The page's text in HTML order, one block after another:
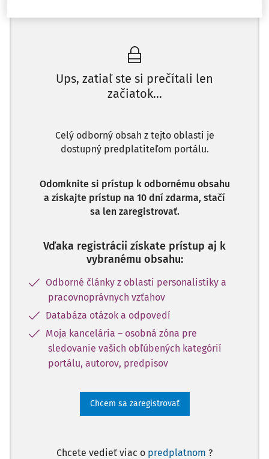
Ups, zatiaľ ste si prečítali len
začiatok...
Celý odborný obsah z tejto oblasti je
dostupný predplatiteľom portálu.
Odomknite si prístup k odbornému obsahu
a získajte prístup na 10 dní zdarma, stačí
sa len zaregistrovať.
Vďaka registrácii získate prístup aj k
vybranému obsahu:
Odborné články z oblasti personalistiky a
pracovnoprávnych vzťahov
Databáza otázok a odpovedí
Moja kancelária – osobná zóna pre
sledovanie vašich obľúbených kategórií
portálu, autorov, predpisov
Chcem sa zaregistrovať
Chcete vedieť viac o predplatnom ?